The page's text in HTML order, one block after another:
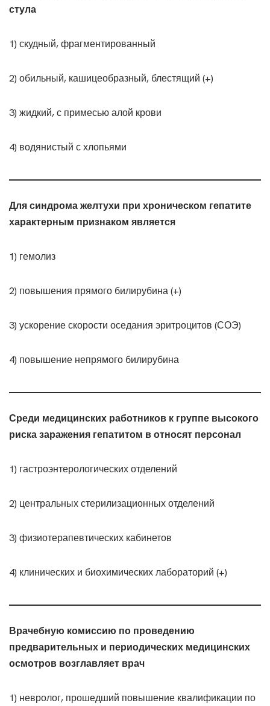
стула
1) скудный, фрагментированный
2) обильный, кашицеобразный, блестящий (+)
3) жидкий, с примесью алой крови
4) водянистый с хлопьями
Для синдрома желтухи при хроническом гепатите
характерным признаком является
1) гемолиз
2) повышения прямого билирубина (+)
3) ускорение скорости оседания эритроцитов (СОЭ)
4) повышение непрямого билирубина
Среди медицинских работников к группе высокого
риска заражения гепатитом в относят персонал
1) гастроэнтерологических отделений
2) центральных стерилизационных отделений
3) физиотерапевтических кабинетов
4) клинических и биохимических лабораторий (+)
Врачебную комиссию по проведению
предварительных и периодических медицинских
осмотров возглавляет врач
1) невролог, прошедший повышение квалификации по